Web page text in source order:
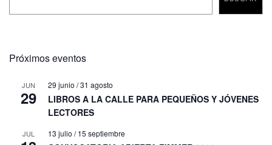
Próximos eventos
JUN
29
29 junio /31 agosto
LIBROS A LA CALLE PARA PEQUEÑOS Y JÓVENES
LECTORES
JUL 13 julio /15 septiembre